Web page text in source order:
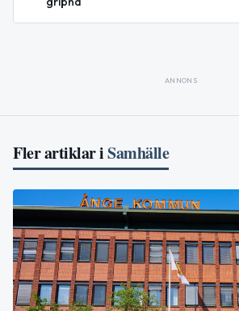
ANNONS
Fler artiklar iSamhälle